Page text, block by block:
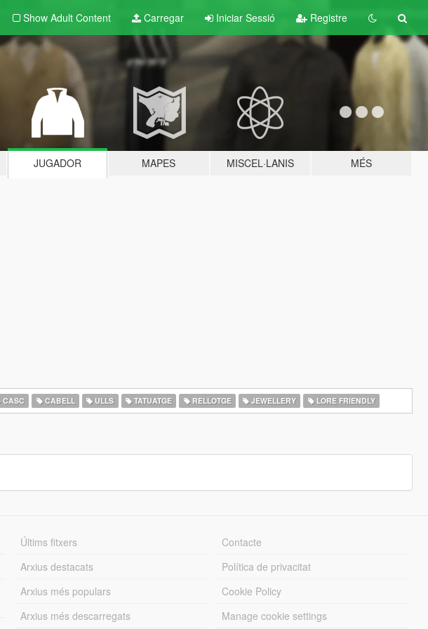
Show Adult Content Carregar Iniciar Sessió Registre
JUGADOR MAPES MISCEL·LANIS MÉS
CASC CABELL ULLS TATUATGE RELLOTGE JEWELLERY LORE FRIENDLY
Últims fitxers
Arxius destacats
Arxius més populars
Arxius més descarregats
Contacte
Política de privacitat
Cookie Policy
Manage cookie settings